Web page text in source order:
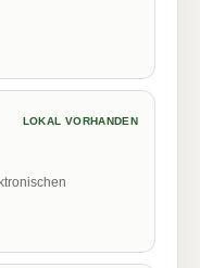
LOKAL VORHANDEN